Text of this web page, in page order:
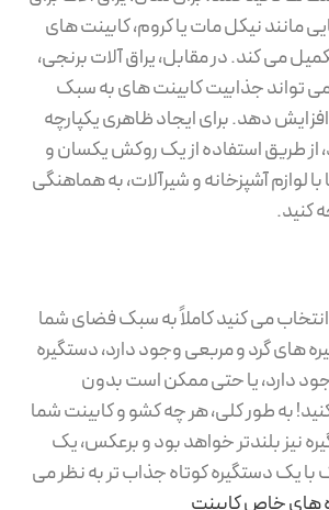
مانند نیکل مات یا کروم، کابینت های
می کند. در مقابل، یراق آلات برنجی،
تواند جذابیت کابینت های به سبک
دهد. برای ایجاد ظاهری یکپارچه
از طریق استفاده از یک روکش یکسان و
لوازم آشپزخانه و شیرآلات، به هماهنگی
کنید.
می کنید کاملاً به سبک فضای شما
های گرد و مربعی وجود دارد، دستگیره
دارد، یا حتی ممکن است بدون
به طور کلی، هر چه کشو و کابینت شما
نیز بلندتر خواهد بود و برعکس، یک
با یک دستگیره کوتاه جذاب تر به نظر می
های خاص کابینت